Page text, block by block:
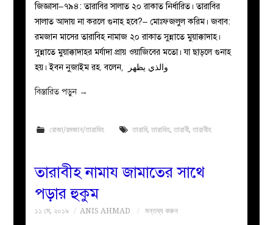
ইসলাহী
মজলিস
জিজ্ঞাসা–৭৯৪: তারাবির সালাত ২০ রাকাত নির্ধারিত। তারাবির
সালাত আদায় না করলে গুনাহ হবে?– মোঃফজলুল করিম। জবাব:
রমজান মাসের তারাবিহ নামাজ ২০ রাকাত সুন্নাতে মুয়াক্কাদাহ।
সুন্নাতে মুয়াক্কাদাহর মর্যাদা প্রায় ওয়াজিবের মতো। যা ছাড়লে গুনাহ
হয়। ইবন নুজাইম রহ. বলেন, والذي يظهر
বিস্তারিত পড়ুন →
রোজা/রমজান/তারাবিহ তারাবি, তারাবিহ, তারাবী, তারাবীহ
তারাবীহ নামায জামাতের সাথে
পড়ার হুকুম
১১ মে, ২০১৯ ANIS AHMAD মন্তব্য করুন